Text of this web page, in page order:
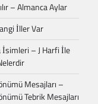
– Almanca Aylar
İller Var
İsimleri – J Harfi İle
Mesajları –
Tebrik Mesajları